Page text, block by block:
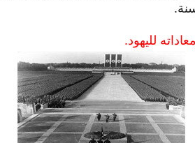
لليهود.